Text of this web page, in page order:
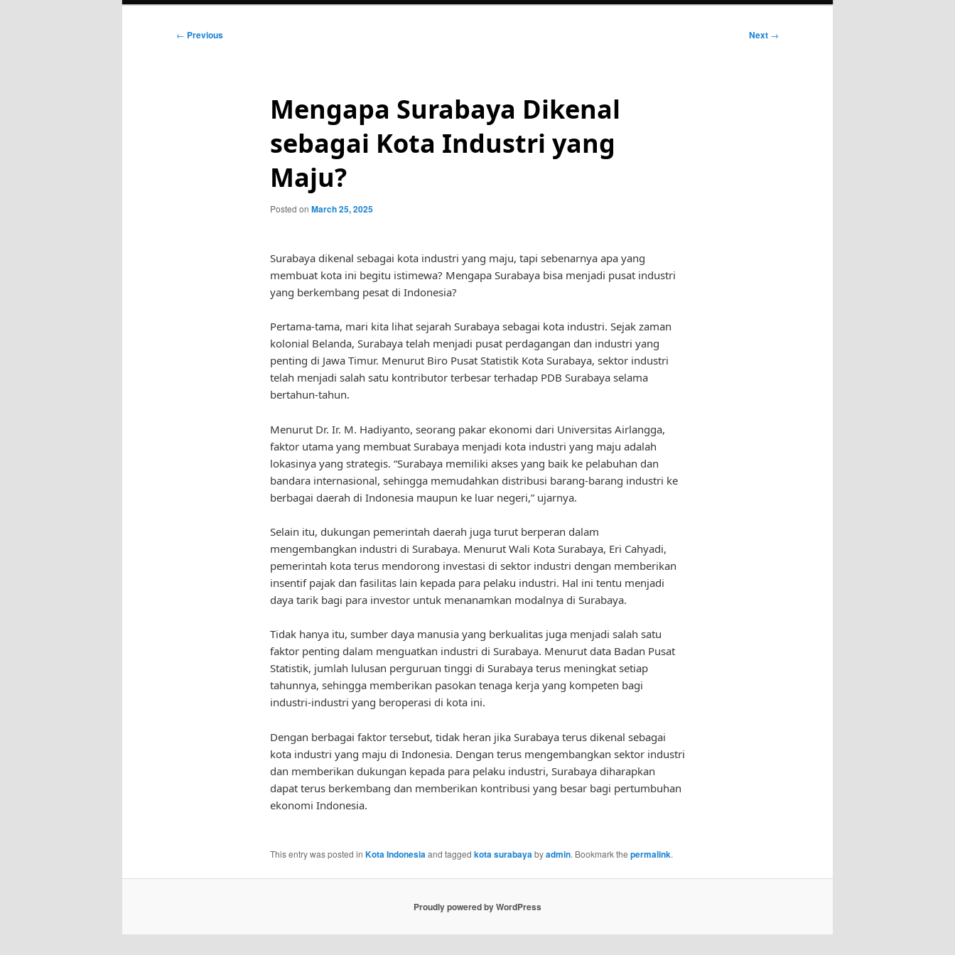
Post
← Previous Next →
Mengapa Surabaya Dikenal
sebagai Kota Industri yang
Maju?
Posted on March 25, 2025
Surabaya dikenal sebagai kota industri yang maju, tapi sebenarnya apa yang
membuat kota ini begitu istimewa? Mengapa Surabaya bisa menjadi pusat industri
yang berkembang pesat di Indonesia?
Pertama-tama, mari kita lihat sejarah Surabaya sebagai kota industri. Sejak zaman
kolonial Belanda, Surabaya telah menjadi pusat perdagangan dan industri yang
penting di Jawa Timur. Menurut Biro Pusat Statistik Kota Surabaya, sektor industri
telah menjadi salah satu kontributor terbesar terhadap PDB Surabaya selama
bertahun-tahun.
Menurut Dr. Ir. M. Hadiyanto, seorang pakar ekonomi dari Universitas Airlangga,
faktor utama yang membuat Surabaya menjadi kota industri yang maju adalah
lokasinya yang strategis. “Surabaya memiliki akses yang baik ke pelabuhan dan
bandara internasional, sehingga memudahkan distribusi barang-barang industri ke
berbagai daerah di Indonesia maupun ke luar negeri,” ujarnya.
Selain itu, dukungan pemerintah daerah juga turut berperan dalam
mengembangkan industri di Surabaya. Menurut Wali Kota Surabaya, Eri Cahyadi,
pemerintah kota terus mendorong investasi di sektor industri dengan memberikan
insentif pajak dan fasilitas lain kepada para pelaku industri. Hal ini tentu menjadi
daya tarik bagi para investor untuk menanamkan modalnya di Surabaya.
Tidak hanya itu, sumber daya manusia yang berkualitas juga menjadi salah satu
faktor penting dalam menguatkan industri di Surabaya. Menurut data Badan Pusat
Statistik, jumlah lulusan perguruan tinggi di Surabaya terus meningkat setiap
tahunnya, sehingga memberikan pasokan tenaga kerja yang kompeten bagi
industri-industri yang beroperasi di kota ini.
Dengan berbagai faktor tersebut, tidak heran jika Surabaya terus dikenal sebagai
kota industri yang maju di Indonesia. Dengan terus mengembangkan sektor industri
dan memberikan dukungan kepada para pelaku industri, Surabaya diharapkan
dapat terus berkembang dan memberikan kontribusi yang besar bagi pertumbuhan
ekonomi Indonesia.
This entry was posted in Kota Indonesiaand tagged kota surabayabyadmin. Bookmark the permalink.
Proudly powered by WordPress